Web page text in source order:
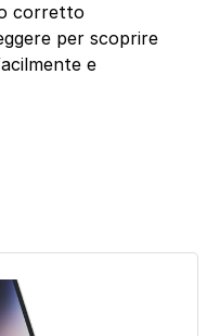
corretto
per scoprire
e